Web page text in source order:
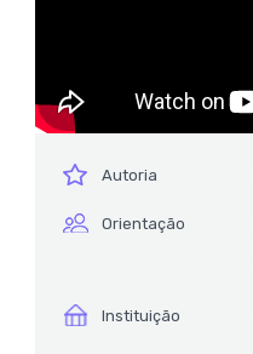
íconeAutoria
íconeOrientação
íconeInstituição